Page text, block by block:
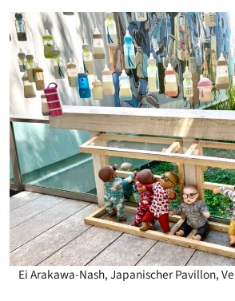
Ei Arakawa-Nash, Japanischer Pavillon,